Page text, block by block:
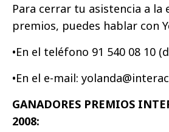
Para cerrar tu asistencia a la
premios, puedes hablar con
•En el teléfono 91 540 08 10
•En el e-mail:
GANADORES PREMIOS
2008: